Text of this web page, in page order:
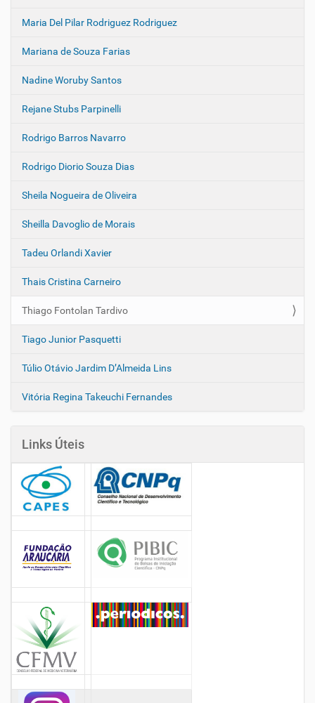
Maria Del Pilar Rodriguez Rodriguez
Mariana de Souza Farias
Nadine Woruby Santos
Rejane Stubs Parpinelli
Rodrigo Barros Navarro
Rodrigo Diorio Souza Dias
Sheila Nogueira de Oliveira
Sheilla Davoglio de Morais
Tadeu Orlandi Xavier
Thais Cristina Carneiro
Thiago Fontolan Tardivo
Tiago Junior Pasquetti
Túlio Otávio Jardim D’Almeida Lins
Vitória Regina Takeuchi Fernandes
Links Úteis